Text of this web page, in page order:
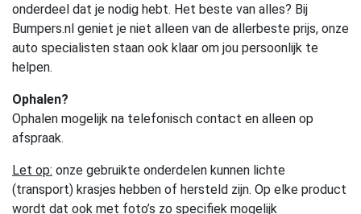
onderdeel dat je nodig hebt. Het beste van alles? Bij
Bumpers.nl geniet je niet alleen van de allerbeste prijs, onze
auto specialisten staan ook klaar om jou persoonlijk te
helpen.
Ophalen?
Ophalen mogelijk na telefonisch contact en alleen op
afspraak.
Let op: onze gebruikte onderdelen kunnen lichte
(transport) krasjes hebben of hersteld zijn. Op elke product
wordt dat ook met foto’s zo specifiek mogelijk